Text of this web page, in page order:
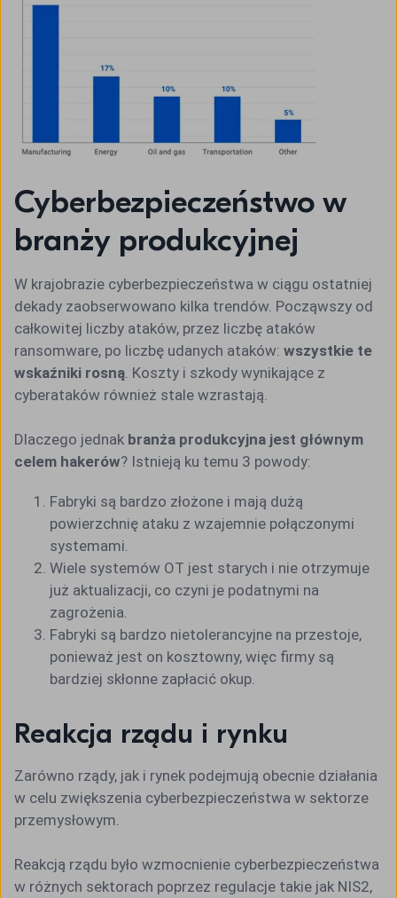
Cyberbezpieczeństwo w
branży produkcyjnej
W krajobrazie cyberbezpieczeństwa w ciągu ostatniej
dekady zaobserwowano kilka trendów. Począwszy od
całkowitej liczby ataków, przez liczbę ataków
ransomware, po liczbę udanych ataków: wszystkie te
wskaźniki rosną . Koszty i szkody wynikające z
cyberataków również stale wzrastają.
Dlaczego jednak branża produkcyjna jest głównym
celem hakerów? Istnieją ku temu 3 powody:
Fabryki są bardzo złożone i mają dużą
powierzchnię ataku z wzajemnie połączonymi
systemami.
Wiele systemów OT jest starych i nie otrzymuje
już aktualizacji, co czyni je podatnymi na
zagrożenia.
Fabryki są bardzo nietolerancyjne na przestoje,
ponieważ jest on kosztowny, więc firmy są
bardziej skłonne zapłacić okup.
Reakcja rządu i rynku
Zarówno rządy, jak i rynek podejmują obecnie działania
w celu zwiększenia cyberbezpieczeństwa w sektorze
przemysłowym.
Reakcją rządu było wzmocnienie cyberbezpieczeństwa
w różnych sektorach poprzez regulacje takie jak NIS2,